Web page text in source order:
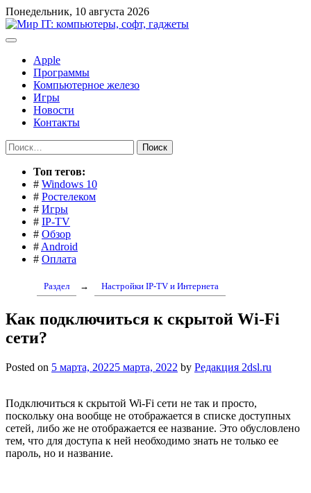
Перейти
к
содержимому
Понедельник, 10 августа 2026
Apple
Программы
Компьютерное железо
Игры
Новости
Контакты
Найти:
Toп тегов:
# Windows 10
# Ростелеком
# Игры
# IP-TV
# Обзор
# Android
# Оплата
Раздел → Настройки IP-TV и Интернета
Как подключиться к скрытой Wi-Fi
сети?
Posted on 5 марта, 20225 марта, 2022 by Редакция 2dsl.ru
Подключиться к скрытой Wi-Fi сети не так и просто,
поскольку она вообще не отображается в списке доступных
сетей, либо же не отображается ее название. Это обусловлено
тем, что для доступа к ней необходимо знать не только ее
пароль, но и название.